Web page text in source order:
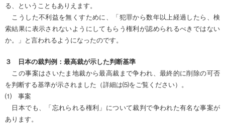
る、ということもありえます。
こうした不利益を無くすために、「犯罪から数年以上経過したら、検
索結果に表示されないようにしてもらう権利が認められるべきではない
か。」と言われるようになったのです。
３ 日本の裁判例：最高裁が示した判断基準
この事案はさいたま地裁から最高裁まで争われ、最終的に削除の可否
を判断する基準が示されました（詳細は⑸をご覧ください）。
⑴ 事案
日本でも、「忘れられる権利」について裁判で争われた有名な事案が
あります。